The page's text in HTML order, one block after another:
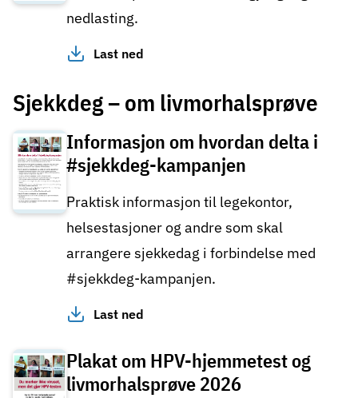
nedlasting.
Last ned
Sjekkdeg – om livmorhalsprøve
Informasjon om hvordan delta i
#sjekkdeg-kampanjen
Praktisk informasjon til legekontor,
helsestasjoner og andre som skal
arrangere sjekkedag i forbindelse med
#sjekkdeg-kampanjen.
Last ned
Plakat om HPV-hjemmetest og
livmorhalsprøve 2026